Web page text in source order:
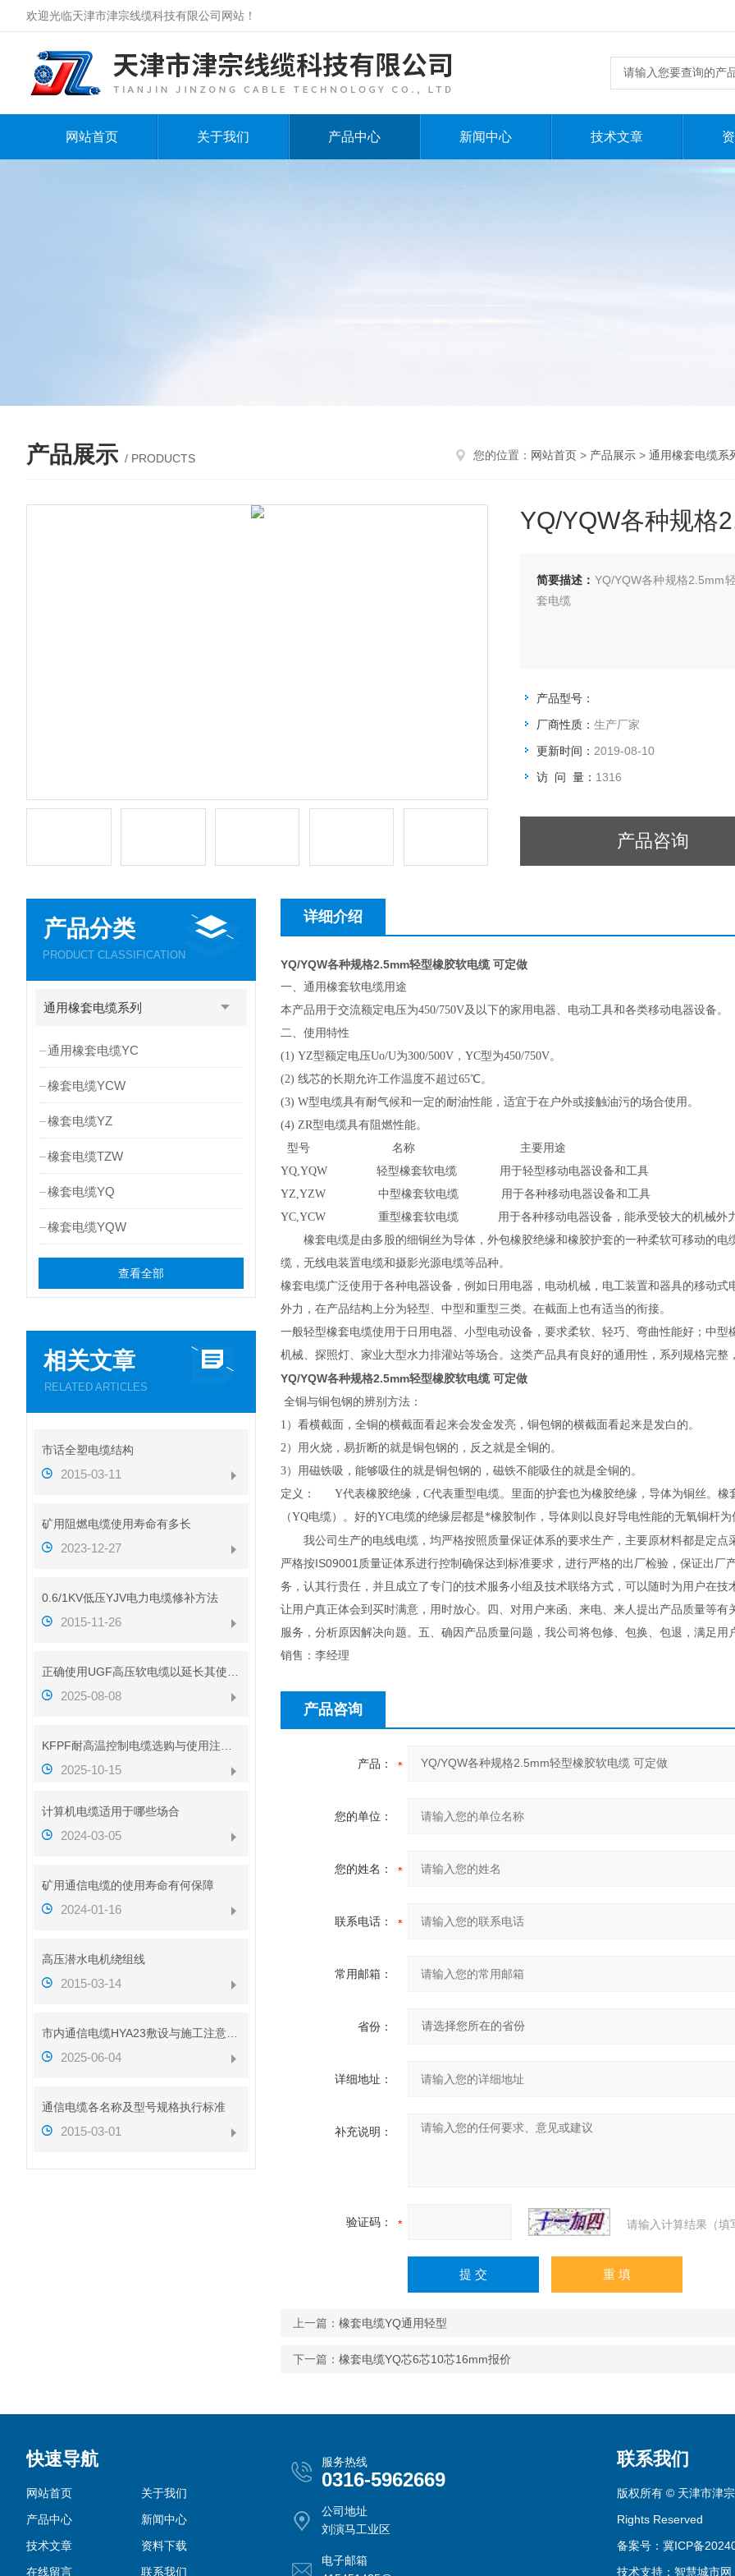
欢迎光临天津市津宗线缆科技有限公司网站！
网站首页 关于我们 产品中心 新闻中心 技术文章
产品展示 / PRODUCTS 您的位置： 网站首页 > 产品展示 > 通用橡套电缆系
YQ/YQW各种规格
简要描述： YQ/YQW各种规格2.5mm
套电缆
产品型号：
厂商性质： 生产厂家
更新时间： 2019-08-10
访 问 量： 1316
产品咨询
产品分类
PRODUCT CLASSIFICATION
通用橡套电缆系列
通用橡套电缆YC
橡套电缆YCW
橡套电缆YZ
橡套电缆TZW
橡套电缆YQ
橡套电缆YQW
查看全部
相关文章
RELATED ARTICLES
市话全塑电缆结构
2015-03-11
矿用阻燃电缆使用寿命有多长
2023-12-27
0.6/1KV低压YJV电力电缆修补方法
2015-11-26
2025-08-08
2025-10-15
计算机电缆适用于哪些场合
2024-03-05
矿用通信电缆的使用寿命有何保障
2024-01-16
高压潜水电机绕组线
2015-03-14
2025-06-04
通信电缆各名称及型号规格执行标准
2015-03-01
详细介绍
YQ/YQW各种规格2.5mm轻型橡胶软电缆 可定做
一、通用橡套软电缆用途
本产品用于交流额定电压为450/750V及以下的家用电器、电动工具和各类移动电器设备。
二、使用特性
(1) YZ型额定电压Uo/U为300/500V，YC型为450/750V。
(2) 线芯的长期允许工作温度不超过65℃。
(3) W型电缆具有耐气候和一定的耐油性能，适宜于在户外或接触油污的场合使用。
(4) ZR型电缆具有阻燃性能。
型号 名称 主要用途
YQ,YQW 轻型橡套软电缆 用于轻型移动电器设备和工具
YZ,YZW 中型橡套软电缆 用于各种移动电器设备和工具
YC,YCW 重型橡套软电缆 用于各种移动电器设备，能承受较大的机械外
橡套电缆是由多股的细铜丝为导体，外包橡胶绝缘和橡胶护套的一种柔软可移动的电
缆，无线电装置电缆和摄影光源电缆等品种。
橡套电缆广泛使用于各种电器设备，例如日用电器，电动机械，电工装置和器具的移动
外力，在产品结构上分为轻型、中型和重型三类。在截面上也有适当的衔接。
一般轻型橡套电缆使用于日用电器、小型电动设备，要求柔软、轻巧、弯曲性能好；中
机械、探照灯、家业大型水力排灌站等场合。这类产品具有良好的通用性，系列规格完整
YQ/YQW各种规格2.5mm轻型橡胶软电缆 可定做
全铜与铜包钢的辨别方法：
1）看横截面，全铜的横截面看起来会发金发亮，铜包钢的横截面看起来是发白的。
2）用火烧，易折断的就是铜包钢的，反之就是全铜的。
3）用磁铁吸，能够吸住的就是铜包钢的，磁铁不能吸住的就是全铜的。
定义： Y代表橡胶绝缘，C代表重型电缆。里面的护套也为橡胶绝缘，导体为铜丝。橡
（YQ电缆）。好的YC电缆的绝缘层都是*橡胶制作，导体则以良好导电性能的无氧铜杆
我公司生产的电线电缆，均严格按照质量保证体系的要求生产，主要原材料都是定点
严格按IS09001质量证体系进行控制确保达到标准要求，进行严格的出厂检验，保证出厂
务，认其行贵任，并且成立了专门的技术服务小组及技术联络方式，可以随时为用户在
让用户真正体会到买时满意，用时放心。四、对用户来函、来电、来人提出产品质量等
服务，分析原因解决向题。五、确因产品质量问题，我公司将包修、包换、包退，满足用
销售：李经理
产品咨询
产品：
您的单位：
您的姓名：
联系电话：
常用邮箱：
省份：
详细地址：
补充说明：
验证码： 请输入计算结果（填
上一篇： 橡套电缆YQ通用轻型
下一篇： 橡套电缆YQ芯6芯10芯16mm报价
快速导航
网站首页
关于我们
产品中心
新闻中心
技术文章
资料下载
在线留言
联系我们
服务热线
0316-5962669
公司地址
刘演马工业区
电子邮箱
联系我们
版权所有 © 天津市津
Rights Reserved
备案号：冀ICP备
技术支持： 智慧城市网